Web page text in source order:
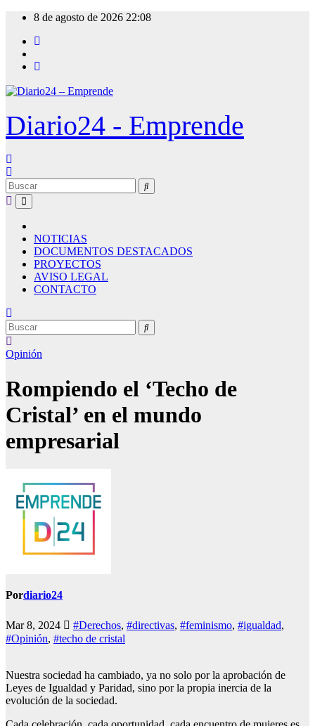
contenido
8 de agosto de 2026 22:08
Diario24 - Emprende
NOTICIAS
DOCUMENTOS DESTACADOS
PROYECTOS
AVISO LEGAL
CONTACTO
Opinión
Rompiendo el ‘Techo de
Cristal’ en el mundo
empresarial
Pordiario24
Mar 8, 2024 #Derechos, #directivas, #feminismo, #igualdad,
#Opinión, #techo de cristal
Nuestra sociedad ha cambiado, ya no solo por la aprobación de
Leyes de Igualdad y Paridad, sino por la propia inercia de la
evolución de la sociedad.